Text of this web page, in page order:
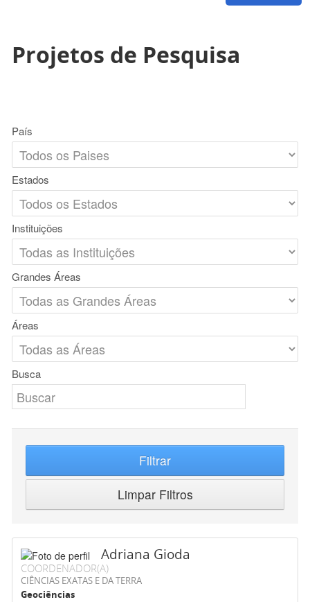
Projetos de Pesquisa
País
Estados
Instituições
Grandes Áreas
Áreas
Busca
Filtrar
Limpar Filtros
Adriana Gioda
COORDENADOR(A)
CIÊNCIAS EXATAS E DA TERRA
Geociências